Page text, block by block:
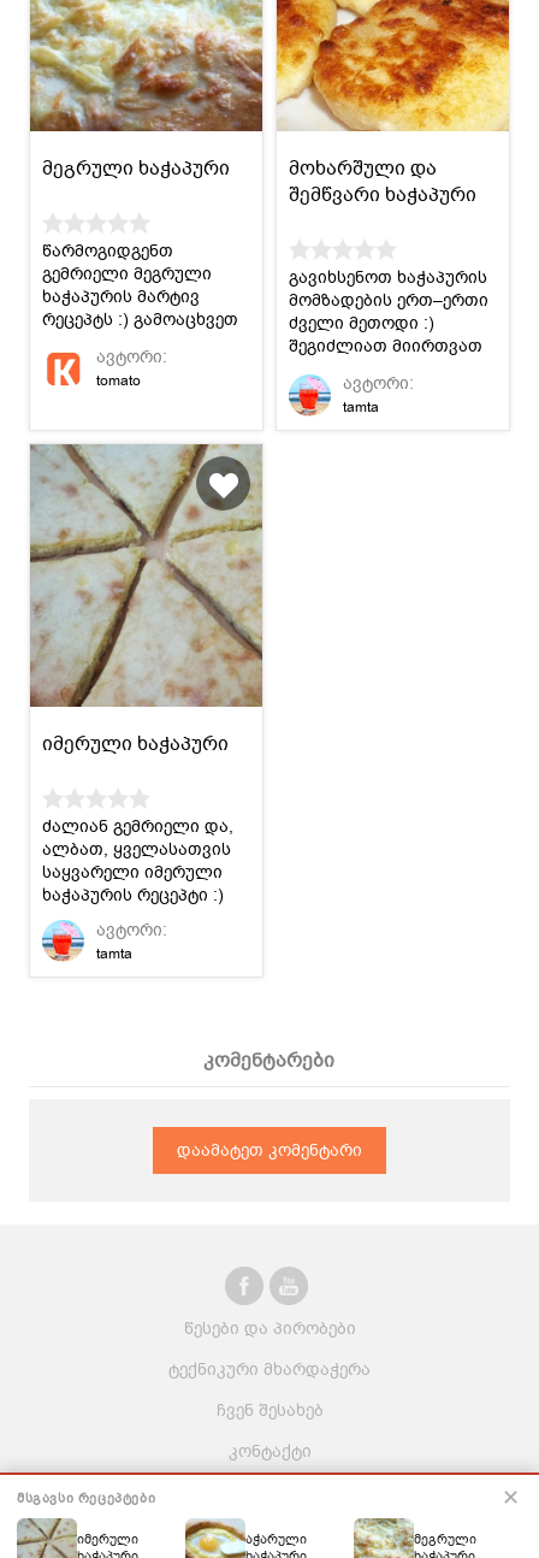
მეგრული ხაჭაპური
წარმოგიდგენთ
გემრიელი მეგრული
ხაჭაპურის მარტივ
რეცეპტს :) გამოაცხვეთ
რეცეპტი!ავტორი:
tomato
მოხარშული და
შემწვარი ხაჭაპური
გავიხსენოთ ხაჭაპურის
მომზადების ერთ–ერთი
ძველი მეთოდი :)
შეგიძლიათ მიირთვათ
მოხარშულიც და
შემწვარიც.
ავტორი:
tamta
იმერული ხაჭაპური
ძალიან გემრიელი და,
ალბათ, ყველასათვის
საყვარელი იმერული
ხაჭაპურის რეცეპტი :)
ავტორი:
tamta
კომენტარები
დაამატეთ კომენტარი
ᲛᲡᲒᲐᲕᲡᲘ ᲠᲔᲪᲔᲞᲢᲔᲑᲘ ✕
იმერული
აჭარული
მეგრული
ჩვენ შესახებ
კონტაქტი
წესები და პირობები
ტექნიკური მხარდაჭერა